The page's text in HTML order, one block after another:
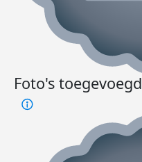
Foto's toegevoegd